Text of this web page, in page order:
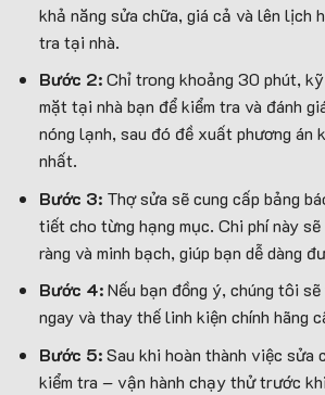
khả năng sửa chữa, giá cả và lên lịch
tra tại nhà.
Bước 2:Chỉ trong khoảng 30 phút,
mặt tại nhà bạn để kiểm tra và đánh
nóng lạnh, sau đó đề xuất phương án
nhất.
Bước 3: Thợ sửa sẽ cung cấp bảng
tiết cho từng hạng mục. Chi phí này
ràng và minh bạch, giúp bạn dễ dàng
Bước 4:Nếu bạn đồng ý, chúng tôi
ngay và thay thế linh kiện chính hãng
Bước 5:Sau khi hoàn thành việc sửa
kiểm tra – vận hành chạy thử trước